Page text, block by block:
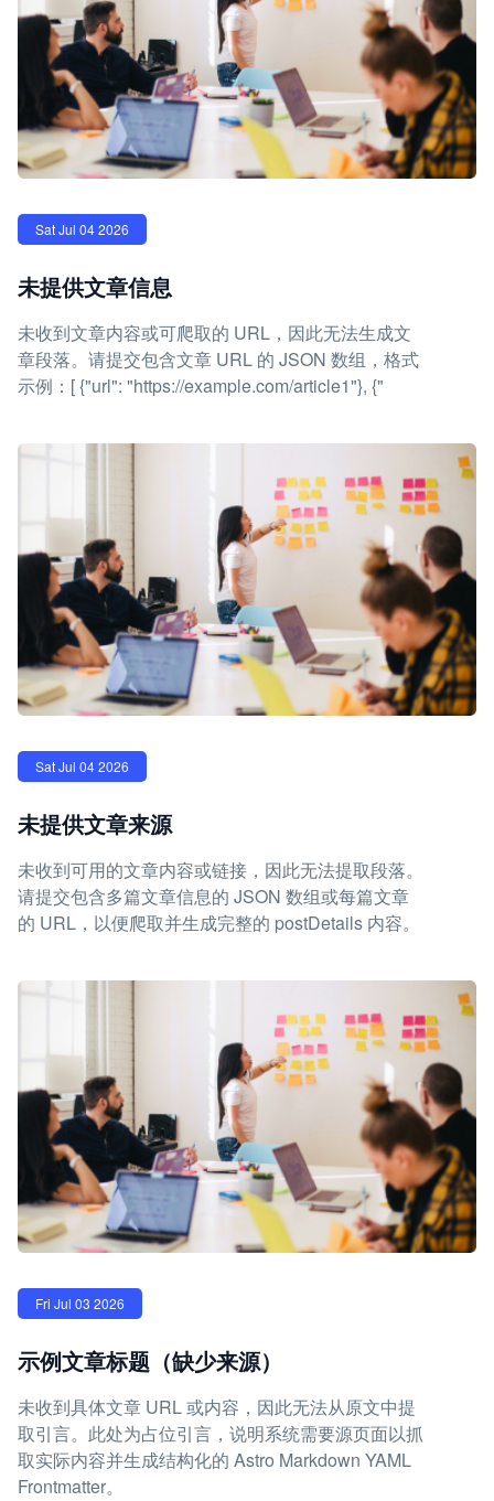
Sat Jul 04 2026
未提供文章信息
未收到文章内容或可爬取的 URL，因此无法生成文
章段落。请提交包含文章 URL 的 JSON 数组，格式
示例：[ {"url": "https://example.com/article1"}, {"
Sat Jul 04 2026
未提供文章来源
未收到可用的文章内容或链接，因此无法提取段落。
请提交包含多篇文章信息的 JSON 数组或每篇文章
的 URL，以便爬取并生成完整的 postDetails 内容。
Fri Jul 03 2026
示例文章标题（缺少来源）
未收到具体文章 URL 或内容，因此无法从原文中提
取引言。此处为占位引言，说明系统需要源页面以抓
取实际内容并生成结构化的 Astro Markdown YAML
Frontmatter。